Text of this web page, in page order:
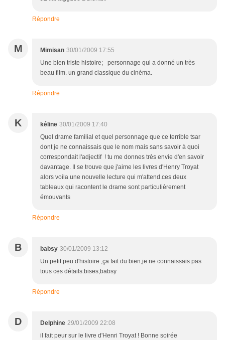
Répondre
M Mimisan 30/01/2009 17:55
Une bien triste histoire; personnage qui a donné un très
beau film. un grand classique du cinéma.
Répondre
K kéline 30/01/2009 17:40
Quel drame familial et quel personnage que ce terrible tsar
dont je ne connaissais que le nom mais sans savoir à quoi
correspondait l'adjectif ! tu me donnes très envie d'en savoir
davantage. Il se trouve que j'aime les livres d'Henry Troyat
alors voila une nouvelle lecture qui m'attend.ces deux
tableaux qui racontent le drame sont particulièrement
émouvants
Répondre
B babsy 30/01/2009 13:12
Un petit peu d'histoire ,ça fait du bien,je ne connaissais pas
tous ces détails.bises,babsy
Répondre
D Delphine 29/01/2009 22:08
il fait peur sur le livre d'Henri Troyat ! Bonne soirée